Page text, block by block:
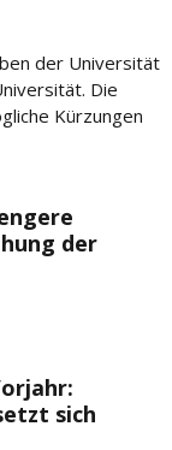
der Universität
Die
Kürzungen
der
sich